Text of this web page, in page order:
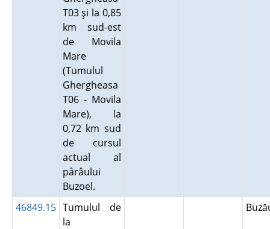
T03 şi la 0,85
km sud-est
de Movila
Mare
(Tumulul
Ghergheasa
T06 - Movila
Mare), la
0,72 km sud
de cursul
actual al
pârâului
Buzoel.
46849.15 Tumulul de
la